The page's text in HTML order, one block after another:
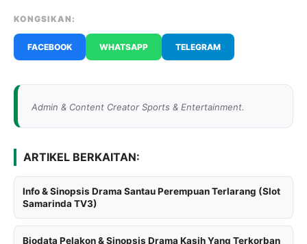
KONGSIKAN:
FACEBOOK WHATSAPP TELEGRAM
Admin & Content Creator Sports & Entertainment.
ARTIKEL BERKAITAN:
Info & Sinopsis Drama Santau Perempuan Terlarang (Slot
Samarinda TV3)
Biodata Pelakon & Sinopsis Drama Kasih Yang Terkorban